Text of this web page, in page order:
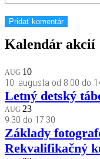
Kalendár akcií
AUG 10
10. augusta od 8:00 do
Letný detský
AUG 23
9:30 do 17:30
Základy
Rekvalifikačný